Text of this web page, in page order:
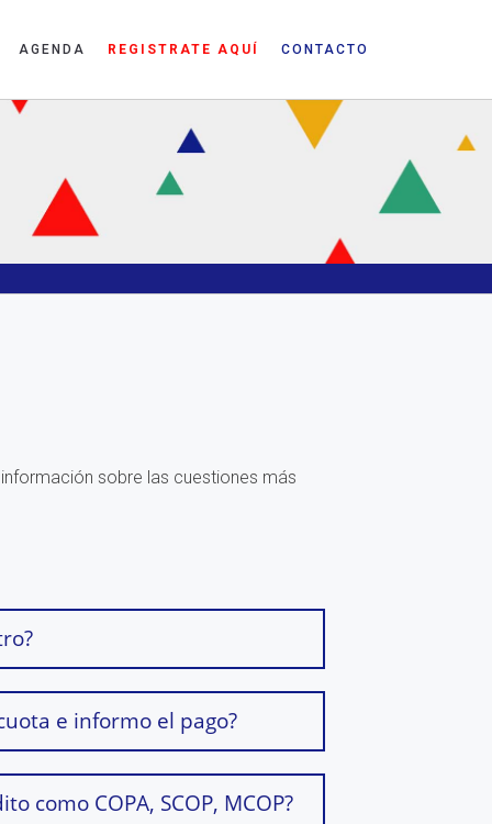
AGENDA REGISTRATE AQUÍ CONTACTO
sobre las cuestiones más
e informo el pago?
como COPA, SCOP, MCOP?